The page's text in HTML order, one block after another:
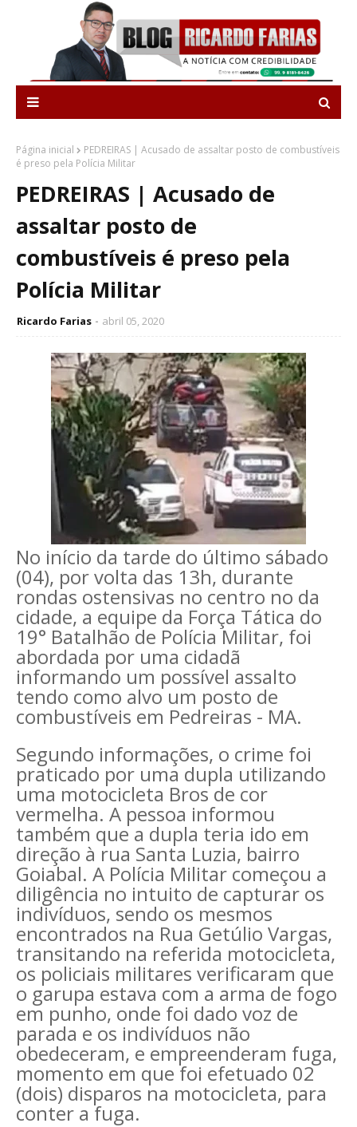
Página inicial
PEDREIRAS | Acusado de assaltar posto de combustíveis
é preso pela Polícia Militar
PEDREIRAS | Acusado de
assaltar posto de
combustíveis é preso pela
Polícia Militar
Ricardo Farias abril 05, 2020
No início da tarde do último sábado
(04), por volta das 13h, durante
rondas ostensivas no centro no da
cidade, a equipe da Força Tática do
19° Batalhão de Polícia Militar, foi
abordada por uma cidadã
informando um possível assalto
tendo como alvo um posto de
combustíveis em Pedreiras - MA.
Segundo informações, o crime foi
praticado por uma dupla utilizando
uma motocicleta Bros de cor
vermelha. A pessoa informou
também que a dupla teria ido em
direção à rua Santa Luzia, bairro
Goiabal. A Polícia Militar começou a
diligência no intuito de capturar os
indivíduos, sendo os mesmos
encontrados na Rua Getúlio Vargas,
transitando na referida motocicleta,
os policiais militares verificaram que
o garupa estava com a arma de fogo
em punho, onde foi dado voz de
parada e os indivíduos não
obedeceram, e empreenderam fuga,
momento em que foi efetuado 02
(dois) disparos na motocicleta, para
conter a fuga.